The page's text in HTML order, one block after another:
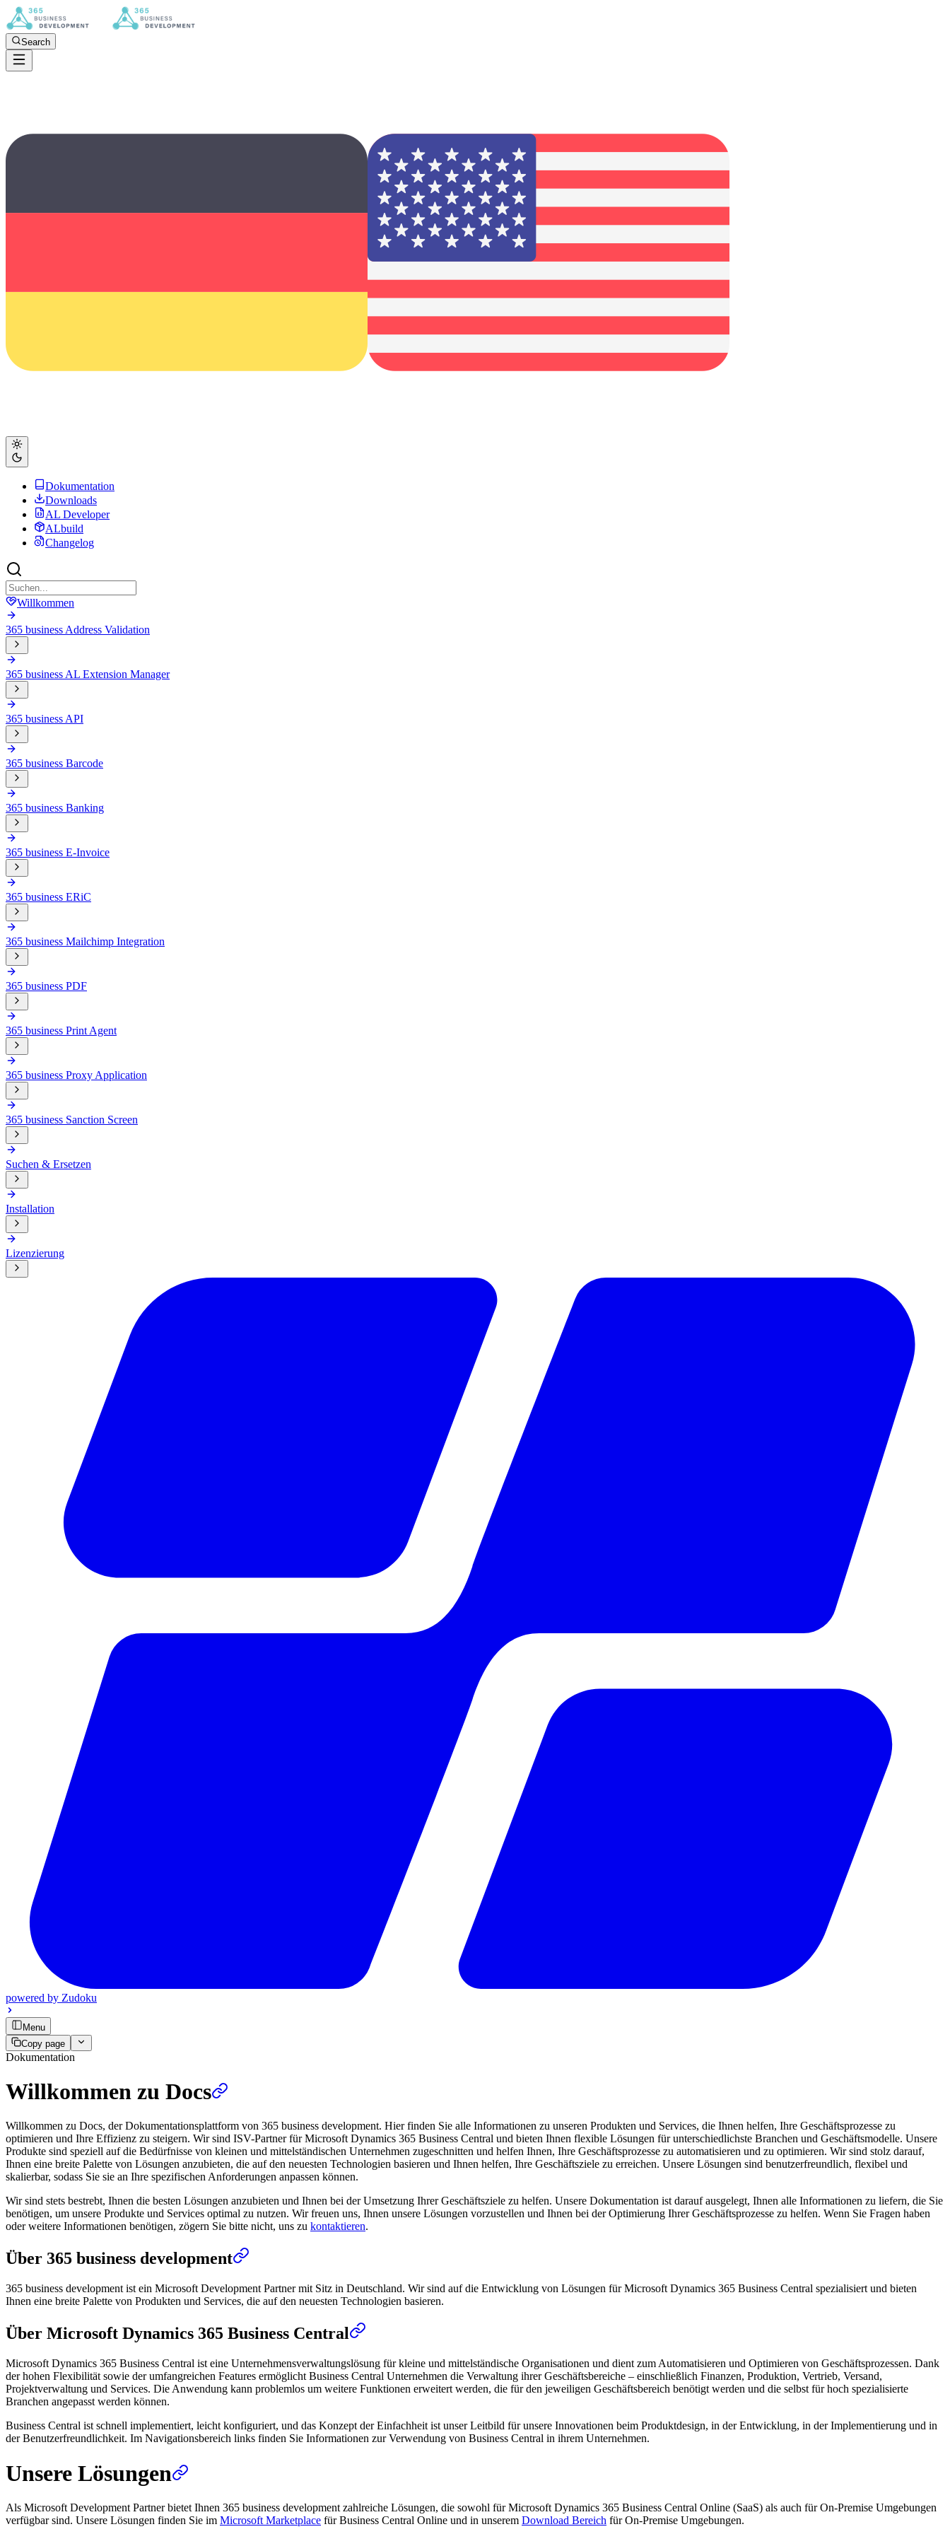
Search
Dokumentation
Downloads
AL Developer
ALbuild
Changelog
Willkommen
365 business Address Validation
365 business AL Extension Manager
365 business API
365 business Barcode
365 business Banking
365 business E-Invoice
365 business ERiC
365 business Mailchimp Integration
365 business PDF
365 business Print Agent
365 business Proxy Application
365 business Sanction Screen
Suchen & Ersetzen
Installation
Lizenzierung
powered by Zudoku
Menu
Copy page
Dokumentation
Willkommen zu Docs
Willkommen zu Docs, der Dokumentationsplattform von 365 business development. Hier finden Sie alle Informationen zu unseren Produkten und Services, die Ihnen helfen, Ihre Geschäftsprozesse zu
optimieren und Ihre Effizienz zu steigern. Wir sind ISV-Partner für Microsoft Dynamics 365 Business Central und bieten Ihnen flexible Lösungen für unterschiedlichste Branchen und Geschäftsmodelle. Unsere
Produkte sind speziell auf die Bedürfnisse von kleinen und mittelständischen Unternehmen zugeschnitten und helfen Ihnen, Ihre Geschäftsprozesse zu automatisieren und zu optimieren. Wir sind stolz darauf,
Ihnen eine breite Palette von Lösungen anzubieten, die auf den neuesten Technologien basieren und Ihnen helfen, Ihre Geschäftsziele zu erreichen. Unsere Lösungen sind benutzerfreundlich, flexibel und
skalierbar, sodass Sie sie an Ihre spezifischen Anforderungen anpassen können.
Wir sind stets bestrebt, Ihnen die besten Lösungen anzubieten und Ihnen bei der Umsetzung Ihrer Geschäftsziele zu helfen. Unsere Dokumentation ist darauf ausgelegt, Ihnen alle Informationen zu liefern, die Sie
benötigen, um unsere Produkte und Services optimal zu nutzen. Wir freuen uns, Ihnen unsere Lösungen vorzustellen und Ihnen bei der Optimierung Ihrer Geschäftsprozesse zu helfen. Wenn Sie Fragen haben
oder weitere Informationen benötigen, zögern Sie bitte nicht, uns zu kontaktieren.
Über 365 business development
365 business development ist ein Microsoft Development Partner mit Sitz in Deutschland. Wir sind auf die Entwicklung von Lösungen für Microsoft Dynamics 365 Business Central spezialisiert und bieten
Ihnen eine breite Palette von Produkten und Services, die auf den neuesten Technologien basieren.
Über Microsoft Dynamics 365 Business Central
Microsoft Dynamics 365 Business Central ist eine Unternehmensverwaltungslösung für kleine und mittelständische Organisationen und dient zum Automatisieren und Optimieren von Geschäftsprozessen. Dank
der hohen Flexibilität sowie der umfangreichen Features ermöglicht Business Central Unternehmen die Verwaltung ihrer Geschäftsbereiche – einschließlich Finanzen, Produktion, Vertrieb, Versand,
Projektverwaltung und Services. Die Anwendung kann problemlos um weitere Funktionen erweitert werden, die für den jeweiligen Geschäftsbereich benötigt werden und die selbst für hoch spezialisierte
Branchen angepasst werden können.
Business Central ist schnell implementiert, leicht konfiguriert, und das Konzept der Einfachheit ist unser Leitbild für unsere Innovationen beim Produktdesign, in der Entwicklung, in der Implementierung und in
der Benutzerfreundlichkeit. Im Navigationsbereich links finden Sie Informationen zur Verwendung von Business Central in ihrem Unternehmen.
Unsere Lösungen
Als Microsoft Development Partner bietet Ihnen 365 business development zahlreiche Lösungen, die sowohl für Microsoft Dynamics 365 Business Central Online (SaaS) als auch für On-Premise Umgebungen
verfügbar sind. Unsere Lösungen finden Sie im Microsoft Marketplace für Business Central Online und in unserem Download Bereich für On-Premise Umgebungen.